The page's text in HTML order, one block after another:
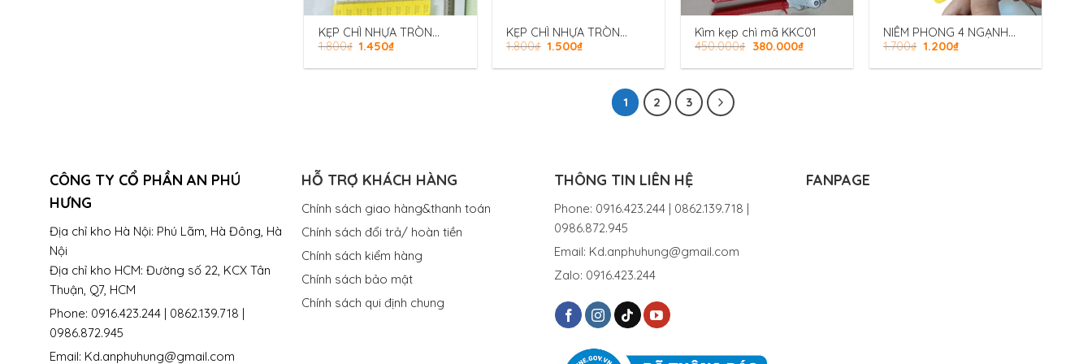
KẸP CHÌ NHỰA TRÒN
KHOÁ KIM LOẠI 27CM
1.800₫ 1.450₫
KẸP CHÌ NHỰA TRÒN
KHOÁ KIM LOẠI 30CM
1.800₫ 1.500₫
Kìm kẹp chì mã KKC01
450.000₫ 380.000₫
NIÊM PHONG 4 NGẠNH
S0000001
1.700₫ 1.200₫
1 2 3
CÔNG TY CỔ PHẦN AN PHÚ
HƯNG
Địa chỉ kho Hà Nội: Phú Lãm, Hà Đông, Hà
Nội
Địa chỉ kho HCM: Đường số 22, KCX Tân
Thuận, Q7, HCM
Phone: 0916.423.244 | 0862.139.718 |
0986.872.945
Email: Kd.anphuhung@gmail.com
HỖ TRỢ KHÁCH HÀNG
Chính sách giao hàng&thanh toán
Chính sách đổi trả/ hoàn tiền
Chính sách kiểm hàng
Chính sách bảo mật
Chính sách qui định chung
THÔNG TIN LIÊN HỆ
Phone: 0916.423.244 | 0862.139.718 |
0986.872.945
Email: Kd.anphuhung@gmail.com
Zalo: 0916.423.244
FANPAGE